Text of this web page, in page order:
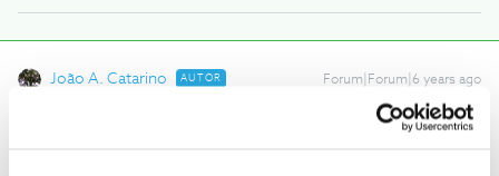
João A. Catarino AUTOR Forum|Forum|6 years ago
Após a reposição, o comando deixou de funcionar, pelo que tive